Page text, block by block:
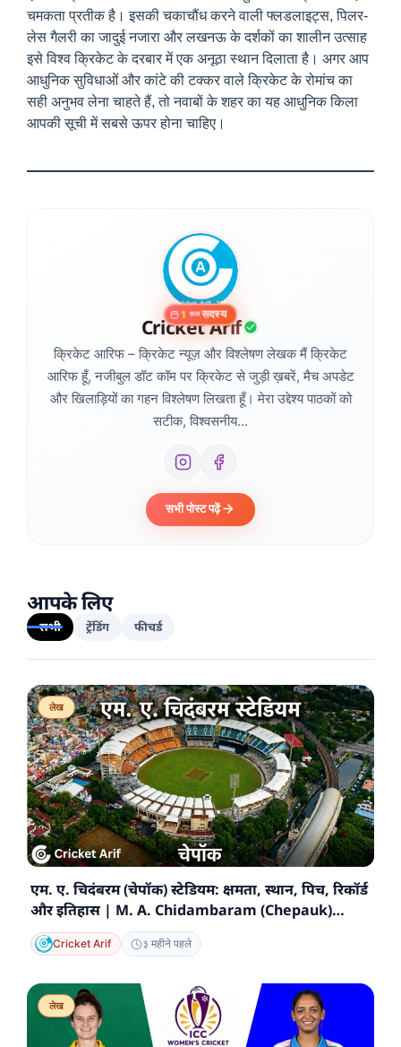
चमकता प्रतीक है। इसकी चकाचौंध करने वाली फ्लडलाइट्स, पिलर-
लेस गैलरी का जादुई नजारा और लखनऊ के दर्शकों का शालीन उत्साह
इसे विश्व क्रिकेट के दरबार में एक अनूठा स्थान दिलाता है। अगर आप
आधुनिक सुविधाओं और कांटे की टक्कर वाले क्रिकेट के रोमांच का
सही अनुभव लेना चाहते हैं, तो नवाबों के शहर का यह आधुनिक किला
आपकी सूची में सबसे ऊपर होना चाहिए।
1 सालसदस्य
Cricket Arif
क्रिकेट आरिफ – क्रिकेट न्यूज़ और विश्लेषण लेखक मैं क्रिकेट
आरिफ हूँ, नजीबुल डॉट कॉम पर क्रिकेट से जुड़ी ख़बरें, मैच अपडेट
और खिलाड़ियों का गहन विश्लेषण लिखता हूँ। मेरा उद्देश्य पाठकों को
सटीक, विश्वसनीय...
सभी पोस्ट पढ़ें
आपके लिए
सभी ट्रेंडिंग फीचर्ड
लेख
एम. ए. चिदंबरम (चेपॉक) स्टेडियम: क्षमता, स्थान, पिच, रिकॉर्ड
और इतिहास | M. A. Chidambaram (Chepauk)
Stadium
Cricket Arif ३ महीने पहले
लेख